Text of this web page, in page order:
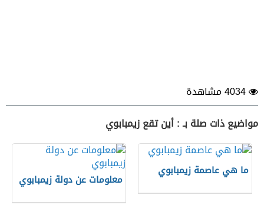
مواضيع ذات صلة بـ : أين تقع زيمبابوي
ما هي عاصمة زيمبابوي
معلومات عن دولة زيمبابوي